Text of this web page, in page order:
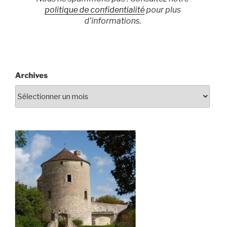
politique de confidentialitépour plus
d’informations.
Archives